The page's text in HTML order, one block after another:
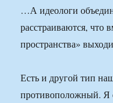
…А идеологи
расстраиваются, что
пространства»
Есть и другой тип
противоположный. Я